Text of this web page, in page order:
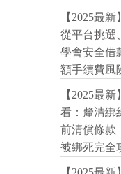
【2025最
從平台挑選
學會安全借
額手續費風
【2025最
看：釐清綁
前清償條款
被綁死完全